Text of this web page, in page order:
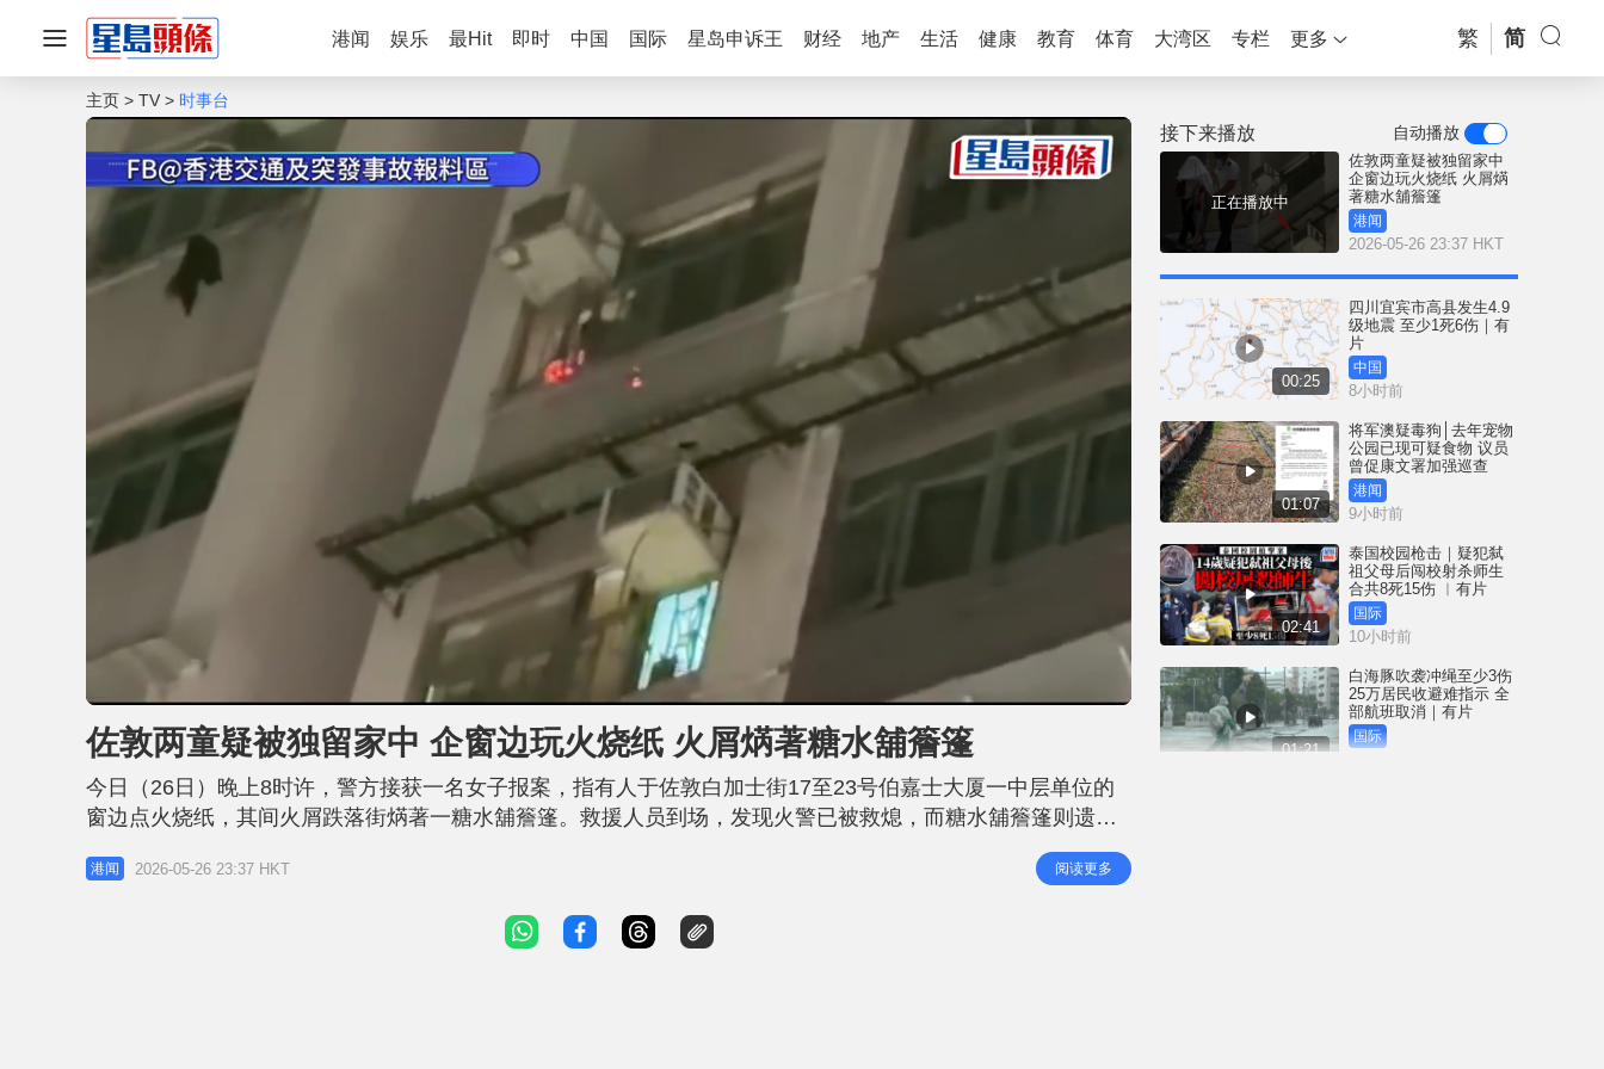
港闻 娱乐 最Hit 即时 中国 国际 星岛申诉王 财经 地产 生活 健康 教育 体育 大湾区 专栏 更多 繁 简
主页 TV 时事台
n
u
t
e
L
o
d
e
d
:
7
1
.
5
4
佐敦两童疑被独留家中 企窗边玩火烧纸 火屑焫著糖水舖簷篷
今日（26日）晚上8时许，警方接获一名女子报案，指有人于佐敦白加士街17至23号伯嘉士大厦一中层单位的
窗边点火烧纸，其间火屑跌落街焫著一糖水舖簷篷。救援人员到场，发现火警已被救熄，而糖水舖簷篷则遗下
两个洞。 根据网上片段所见，一名男子将已点燃的纸张放在窗边，火屑随风四散飘荡，散落街道。消息指，警
方根据片段上楼调查，发现单位内只有两名儿童，没有成人陪同，怀疑他们被人独留家中不顾，遂致电两儿童
港闻 2026-05-26 23:37 HKT 阅读更多
接下来播放 自动播放
正在播放中
佐敦两童疑被独留家中
企窗边玩火烧纸 火屑焫
著糖水舖簷篷
港闻
2026-05-26 23:37 HKT
00:25
四川宜宾市高县发生4.9
级地震 至少1死6伤｜有
片
中国
8小时前
01:07
将军澳疑毒狗│去年宠物
公园已现可疑食物 议员
曾促康文署加强巡查
港闻
9小时前
02:41
泰国校园枪击｜疑犯弑
祖父母后闯校射杀师生
合共8死15伤 ︱有片
国际
10小时前
01:21
白海豚吹袭冲绳至少3伤
25万居民收避难指示 全
部航班取消｜有片
国际